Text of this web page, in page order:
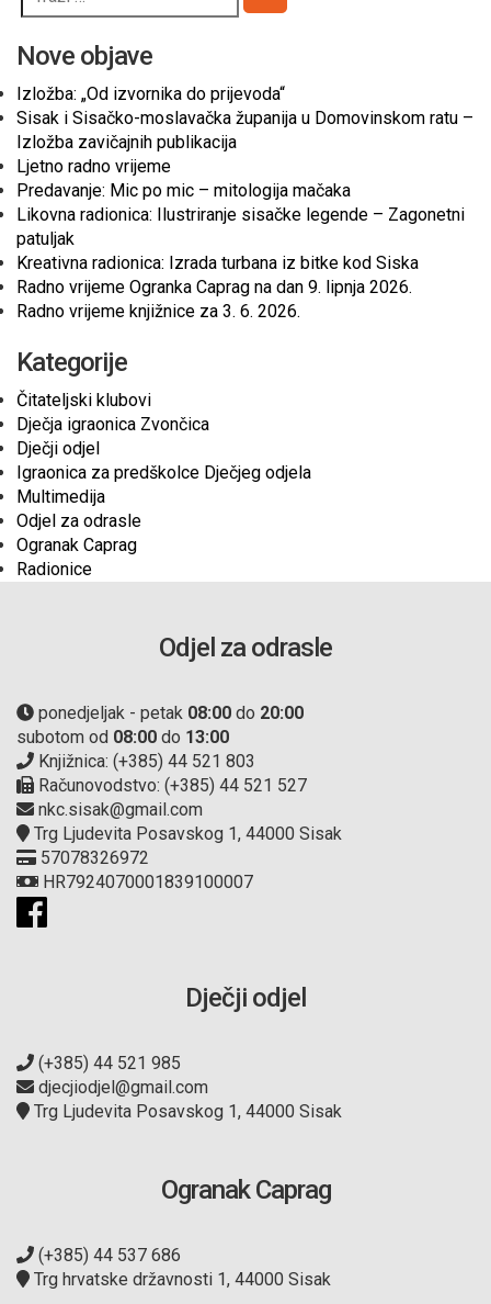
Pretraži
Nove objave
Izložba: „Od izvornika do prijevoda“
Sisak i Sisačko-moslavačka županija u Domovinskom ratu –
Izložba zavičajnih publikacija
Ljetno radno vrijeme
Predavanje: Mic po mic – mitologija mačaka
Likovna radionica: Ilustriranje sisačke legende – Zagonetni
patuljak
Kreativna radionica: Izrada turbana iz bitke kod Siska
Radno vrijeme Ogranka Caprag na dan 9. lipnja 2026.
Radno vrijeme knjižnice za 3. 6. 2026.
Kategorije
Čitateljski klubovi
Dječja igraonica Zvončica
Dječji odjel
Igraonica za predškolce Dječjeg odjela
Multimedija
Odjel za odrasle
Ogranak Caprag
Radionice
Odjel za odrasle
ponedjeljak - petak 08:00 do 20:00
subotom od 08:00 do 13:00
Knjižnica: (+385) 44 521 803
Računovodstvo: (+385) 44 521 527
nkc.sisak@gmail.com
Trg Ljudevita Posavskog 1, 44000 Sisak
57078326972
HR7924070001839100007
Dječji odjel
(+385) 44 521 985
djecjiodjel@gmail.com
Trg Ljudevita Posavskog 1, 44000 Sisak
Ogranak Caprag
(+385) 44 537 686
Trg hrvatske državnosti 1, 44000 Sisak